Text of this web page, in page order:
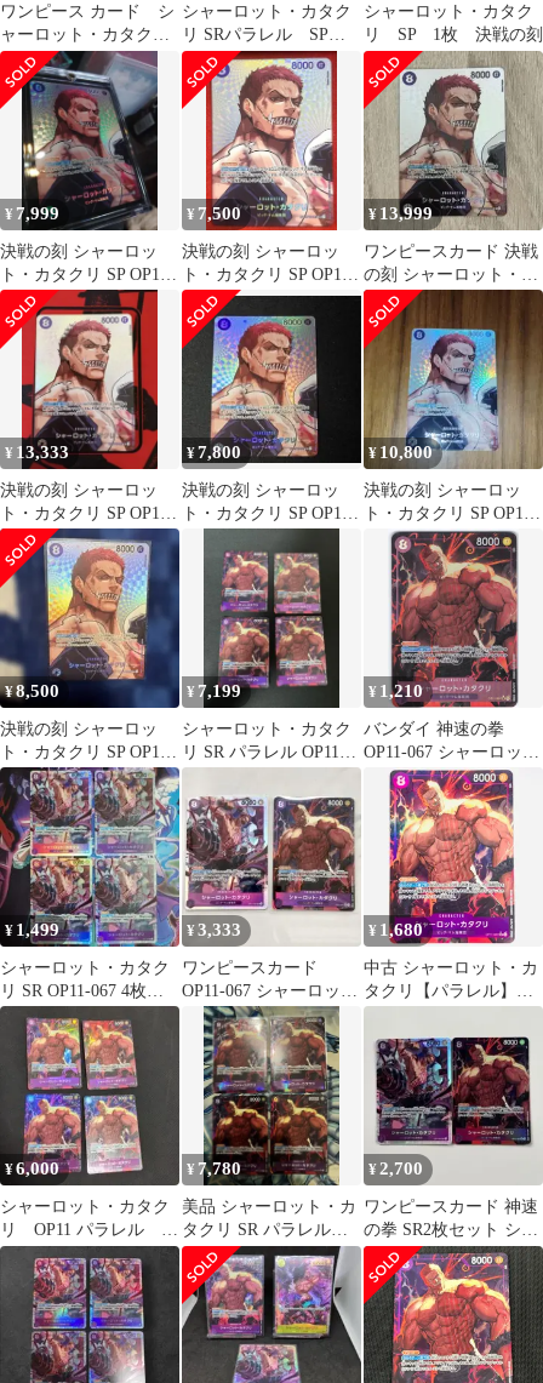
ワンピース カード シ
ャーロット・カタク
リ SR パラレル
OP11-067
シャーロット・カタク
リ SRパラレル SP
OP11-067 決戦の刻
シャーロット・カタク
リ SP 1枚 決戦の刻
¥ 7,999
決戦の刻 シャーロッ
ト・カタクリ SP OP11-
067 SR
¥ 7,500
決戦の刻 シャーロッ
ト・カタクリ SP OP11-
067 SR ワンピースカー
ド
¥ 13,999
ワンピースカード 決戦
の刻 シャーロット・カ
タクリ sp パラレル
¥ 13,333
決戦の刻 シャーロッ
ト・カタクリ SP OP11-
067 SR
¥7,800
決戦の刻 シャーロッ
ト・カタクリ SP OP11-
¥ 10,800
決戦の刻 シャーロッ
ト・カタクリ SP OP11-
067 SR
¥8,500
決戦の刻 シャーロッ
ト・カタクリ SP OP11-
067 SR ワンピースカー
ド
¥ 7,199
シャーロット・カタク
リ SR パラレル OP11-
067 4枚セット
¥ 1,210
バンダイ 神速の拳
OP11-067 シャーロッ
ト・カタクリ パラレル
¥ 1,499
シャーロット・カタク
リ SR OP11-067 4枚セ
ット 神速の拳
¥3,333
ワンピースカード
OP11-067 シャーロッ
ト・カタクリ SR SRパ
ラレル
¥ 1,680
中古 シャーロット・カ
タクリ【パラレル】
（lack） SR OP11-067
¥6,000
シャーロット・カタク
リ OP11 パラレル
SR ワンピースカード
4枚セット
¥ 7,780
美品 シャーロット・カ
タクリ SR パラレル
OP11-067 4枚セット 1
¥2,700
ワンピースカード 神速
の拳 SR2枚セット シャ
ーロット・カタクリ